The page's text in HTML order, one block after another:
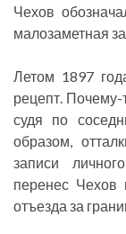
Чехов
малозаметная
Летом 1897
рецепт. Почему-
судя по
образом,
записи
перенес Чехов
отъезда за